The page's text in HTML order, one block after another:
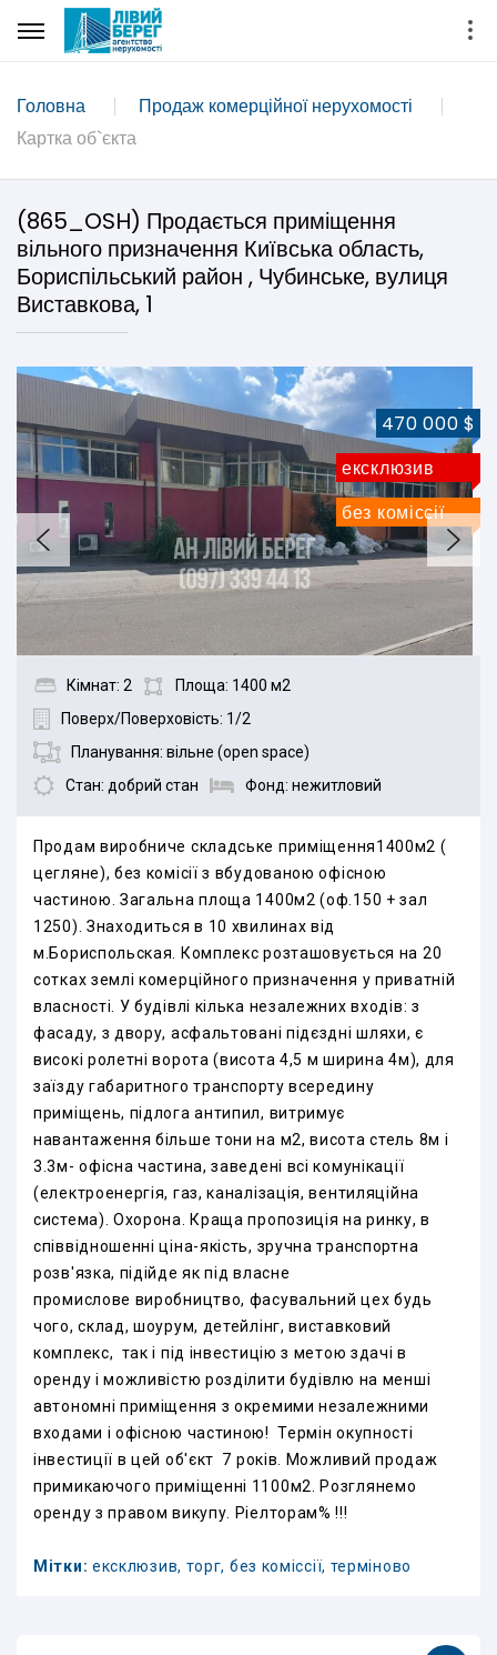
Головна
Продаж комерційної нерухомості
Картка об`єкта
(865_OSH) Продається приміщення
вільного призначення Київська область,
Бориспільський район , Чубинське, вулиця
Виставкова, 1
470 000 $
ексклюзив
без коміссії
Кімнат: 2
Площа: 1400 м2
Поверх/Поверховість: 1/2
Планування: вільне (open space)
Стан: добрий стан
Фонд: нежитловий
Продам виробниче складське приміщення1400м2 (
цегляне), без комісії з вбудованою офісною
частиною. Загальна площа 1400м2 (оф.150 + зал
1250). Знаходиться в 10 хвилинах від
м.Бориспольская. Комплекс розташовується на 20
сотках землі комерційного призначення у приватній
власності. У будівлі кілька незалежних входів: з
фасаду, з двору, асфальтовані підєздні шляхи, є
високі ролетні ворота (висота 4,5 м ширина 4м), для
заїзду габаритного транспорту всередину
приміщень, підлога антипил, витримує
навантаження більше тони на м2, висота стель 8м і
3.3м- офісна частина, заведені всі комунікації
(електроенергія, газ, каналізація, вентиляційна
система). Охорона. Краща пропозиція на ринку, в
співвідношенні ціна-якість, зручна транспортна
розв'язка, підійде як під власне
промислове виробництво, фасувальний цех будь
чого, склад, шоурум, детейлінг, виставковий
комплекс, так і під інвестицію з метою здачі в
оренду і можливістю розділити будівлю на менші
автономні приміщення з окремими незалежними
входами і офісною частиною! Термін окупності
інвестиції в цей об'єкт 7 років. Можливий продаж
примикаючого приміщенні 1100м2. Розглянемо
оренду з правом викупу. Ріелторам% !!!
Мітки: ексклюзив, торг, без коміссії, терміново